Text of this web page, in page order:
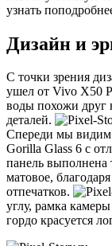
узнать
Дизайн и
С точки зрения
ушел от Vivo X50
воды похожи друг
деталей.
Спереди мы видим
Gorilla Glass 6 с
панель выполнена
матовое,
отпечатков.
углу, рамка
гордо красуется